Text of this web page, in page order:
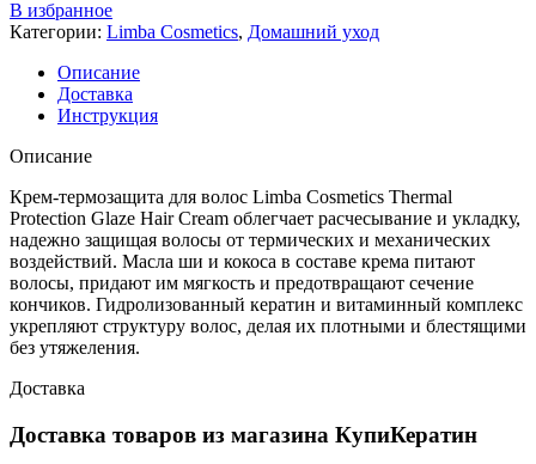
В избранное
Категории: Limba Cosmetics, Домашний уход
Описание
Доставка
Инструкция
Описание
Крем-термозащита для волос Limba Cosmetics Thermal
Protection Glaze Hair Cream облегчает расчесывание и укладку,
надежно защищая волосы от термических и механических
воздействий. Масла ши и кокоса в составе крема питают
волосы, придают им мягкость и предотвращают сечение
кончиков. Гидролизованный кератин и витаминный комплекс
укрепляют структуру волос, делая их плотными и блестящими
без утяжеления.
Доставка
Доставка товаров из магазина КупиКератин